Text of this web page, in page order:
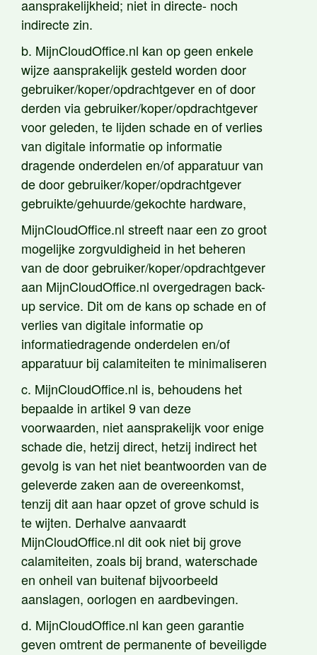
aansprakelijkheid; niet in directe- noch
indirecte zin.
b. MijnCloudOffice.nl kan op geen enkele
wijze aansprakelijk gesteld worden door
gebruiker/koper/opdrachtgever en of door
derden via gebruiker/koper/opdrachtgever
voor geleden, te lijden schade en of verlies
van digitale informatie op informatie
dragende onderdelen en/of apparatuur van
de door gebruiker/koper/opdrachtgever
gebruikte/gehuurde/gekochte hardware,
MijnCloudOffice.nl streeft naar een zo groot
mogelijke zorgvuldigheid in het beheren
van de door gebruiker/koper/opdrachtgever
aan MijnCloudOffice.nl overgedragen back-
up service. Dit om de kans op schade en of
verlies van digitale informatie op
informatiedragende onderdelen en/of
apparatuur bij calamiteiten te minimaliseren
c. MijnCloudOffice.nl is, behoudens het
bepaalde in artikel 9 van deze
voorwaarden, niet aansprakelijk voor enige
schade die, hetzij direct, hetzij indirect het
gevolg is van het niet beantwoorden van de
geleverde zaken aan de overeenkomst,
tenzij dit aan haar opzet of grove schuld is
te wijten. Derhalve aanvaardt
MijnCloudOffice.nl dit ook niet bij grove
calamiteiten, zoals bij brand, waterschade
en onheil van buitenaf bijvoorbeeld
aanslagen, oorlogen en aardbevingen.
d. MijnCloudOffice.nl kan geen garantie
geven omtrent de permanente of beveiligde